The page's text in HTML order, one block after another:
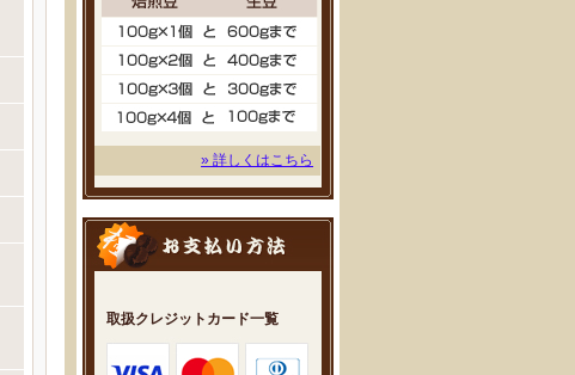
» 詳しくはこちら
取扱クレジットカード一覧